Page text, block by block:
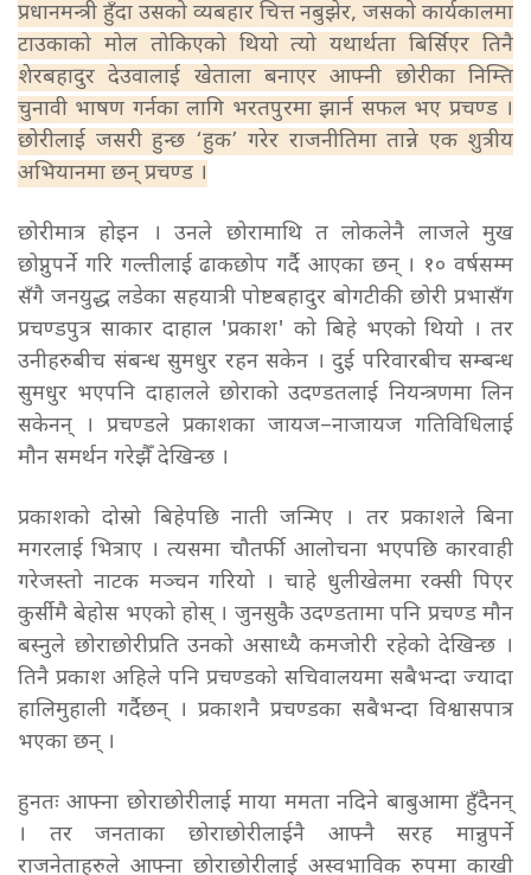
प्रधानमन्त्री हुँदा उसको व्यबहार चित्त नबुझेर, जसको कार्यकालमा
टाउकाको मोल तोकिएको थियो त्यो यथार्थता बिर्सिएर तिनै
शेरबहादुर देउवालाई खेताला बनाएर आफ्नी छोरीका निम्ति
चुनावी भाषण गर्नका लागि भरतपुरमा झार्न सफल भए प्रचण्ड ।
छोरीलाई जसरी हुन्छ ‘हुक’ गरेर राजनीतिमा तान्ने एक शुत्रीय
अभियानमा छन् प्रचण्ड ।
छोरीमात्र होइन । उनले छोरामाथि त लोकलेनै लाजले मुख
छोप्नुपर्ने गरि गल्तीलाई ढाकछोप गर्दै आएका छन् । १० वर्षसम्म
सँगै जनयुद्ध लडेका सहयात्री पोष्टबहादुर बोगटीकी छोरी प्रभासँग
प्रचण्डपुत्र साकार दाहाल 'प्रकाश' को बिहे भएको थियो । तर
उनीहरुबीच संबन्ध सुमधुर रहन सकेन । दुई परिवारबीच सम्बन्ध
सुमधुर भएपनि दाहालले छोराको उदण्डतलाई नियन्त्रणमा लिन
सकेनन् । प्रचण्डले प्रकाशका जायज–नाजायज गतिविधिलाई
मौन समर्थन गरेझैँ देखिन्छ ।
प्रकाशको दोस्रो बिहेपछि नाती जन्मिए । तर प्रकाशले बिना
मगरलाई भित्राए । त्यसमा चौतर्फी आलोचना भएपछि कारवाही
गरेजस्तो नाटक मञ्चन गरियो । चाहे धुलीखेलमा रक्सी पिएर
कुर्सीमै बेहोस भएको होस् । जुनसुकै उदण्डतामा पनि प्रचण्ड मौन
बस्नुले छोराछोरीप्रति उनको असाध्यै कमजोरी रहेको देखिन्छ ।
तिनै प्रकाश अहिले पनि प्रचण्डको सचिवालयमा सबैभन्दा ज्यादा
हालिमुहाली गर्दैछन् । प्रकाशनै प्रचण्डका सबैभन्दा विश्वासपात्र
भएका छन् ।
हुनतः आफ्ना छोराछोरीलाई माया ममता नदिने बाबुआमा हुँदैनन्
। तर जनताका छोराछोरीलाईनै आफ्नै सरह मान्नुपर्ने
राजनेताहरुले आफ्ना छोराछोरीलाई अस्वभाविक रुपमा काखी